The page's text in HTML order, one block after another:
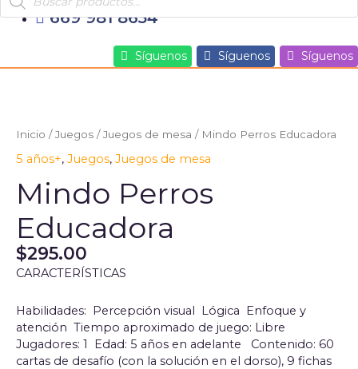
669 981 8654
Síguenos Síguenos Síguenos
Inicio /Juegos /Juegos de mesa / Mindo Perros Educadora
5 años+, Juegos, Juegos de mesa
Mindo Perros
Educadora
$295.00
CARACTERÍSTICAS
Habilidades: Percepción visual Lógica Enfoque y
atención Tiempo aproximado de juego: Libre
Jugadores: 1 Edad: 5 años en adelante Contenido: 60
cartas de desafío (con la solución en el dorso), 9 fichas
Educadora
cantidad